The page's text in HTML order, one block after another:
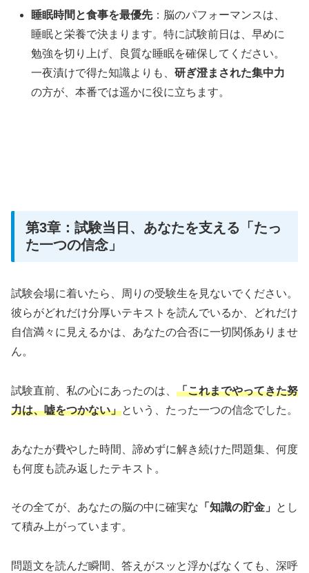
睡眠時間と食事を最優先：脳のパフォーマンスは、
睡眠と栄養で決まります。特に試験前日は、早めに
勉強を切り上げ、良質な睡眠を確保してください。
一夜漬けで得た知識よりも、研ぎ澄まされた集中力
の方が、本番では遥かに役に立ちます。
第3章：試験当日、あなたを支える「たっ
た一つの信念」
試験会場に着いたら、周りの受験生を見ないでください。
彼らがどれだけ分厚いテキストを読んでいるか、どれだけ
自信満々に見えるかは、あなたの合否に一切関係ありませ
ん。
試験直前、私の心にあったのは、 「これまでやってきた努
力は、嘘をつかない」という、たった一つの信念でした。
あなたが費やした時間、諦めずに解き続けた問題集、何度
も何度も読み返したテキスト。
その全てが、あなたの脳の中に確実な 「知識の貯金」
とし
て積み上がっています。
問題文を読んだ瞬間、答えがスッと浮かばなくても、深呼